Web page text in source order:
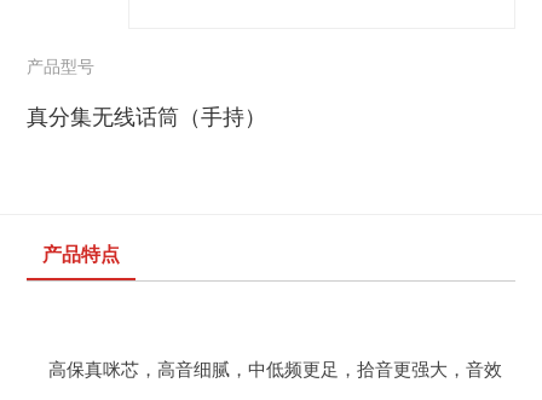
产品型号
真分集无线话筒（手持）
产品特点
高保真咪芯，高音细腻，中低频更足，拾音更强大，音效